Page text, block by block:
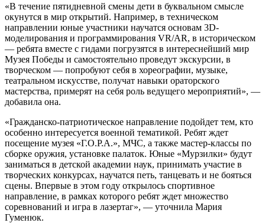
«В течение пятидневной смены дети в буквальном смысле
окунутся в мир открытий. Например, в техническом
направлении юные участники научатся основам 3D-
моделирования и программирования VR/AR, в историческом
— ребята вместе с гидами погрузятся в интереснейший мир
Музея Победы и самостоятельно проведут экскурсии, в
творческом — попробуют себя в хореографии, музыке,
театральном искусстве, получат навыки ораторского
мастерства, примерят на себя роль ведущего мероприятий», —
добавила она.
«Гражданско-патриотическое направление подойдет тем, кто
особенно интересуется военной тематикой. Ребят ждет
посещение музея «Г.О.Р.А.», МЧС, а также мастер-классы по
сборке оружия, установке палаток. Юные «Мурзилки» будут
заниматься в детской академии наук, принимать участие в
творческих конкурсах, научатся петь, танцевать и не бояться
сцены. Впервые в этом году открылось спортивное
направление, в рамках которого ребят ждет множество
соревнований и игра в лазертаг», — уточнила Мария
Гуменюк.